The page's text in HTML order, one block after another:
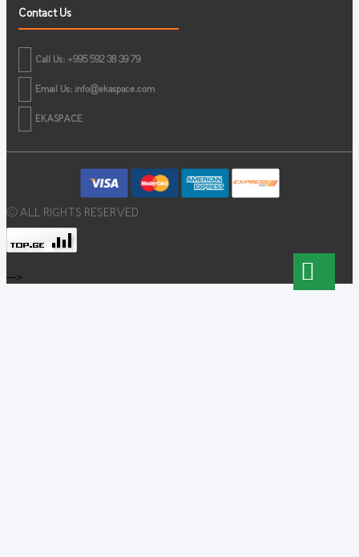
Contact Us
Call Us: +995 592 38 39 79
Email Us: info@ekaspace.com
EKASPACE
© ALL RIGHTS RESERVED
-->